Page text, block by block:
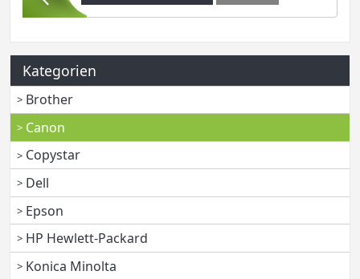
Kategorien
Brother
Canon
Copystar
Dell
Epson
HP Hewlett-Packard
Konica Minolta